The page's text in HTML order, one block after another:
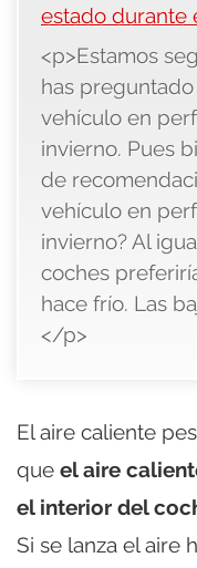
estado durante
<p>Estamos
has
vehículo en
invierno. Pues
de
vehículo en
invierno? Al
coches
hace frío. Las
</p>
El aire caliente
que el aire
el interior del
Si se lanza el aire